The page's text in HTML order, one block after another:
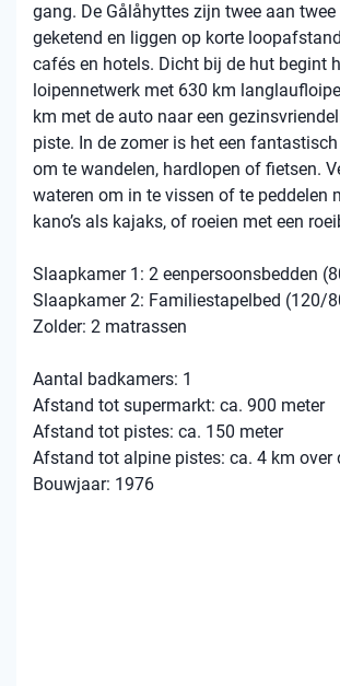
gang. De Gålåhyttes zijn twee aan
geketend en liggen op korte
cafés en hotels. Dicht bij de hut begint
loipennetwerk met 630 km
km met de auto naar een
piste. In de zomer is het een
om te wandelen, hardlopen of fietsen.
wateren om in te vissen of te peddelen
kano’s als kajaks, of roeien met een
Slaapkamer 1: 2 eenpersoonsbedden
Slaapkamer 2: Familiestapelbed (120/
Zolder: 2 matrassen
Aantal badkamers: 1
Afstand tot supermarkt: ca. 900 meter
Afstand tot pistes: ca. 150 meter
Afstand tot alpine pistes: ca. 4 km over
Bouwjaar: 1976